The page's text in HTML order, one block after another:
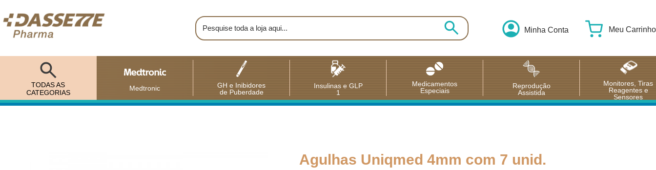
Minha Conta Meu Carrinho
TODAS AS
CATEGORIAS
Medtronic
GH e Inibidores
de Puberdade
Insulinas e GLP
1
Medicamentos
Especiais
Reprodução
Assistida
Monitores, Tiras
Reagentes e
Sensores
Agulhas Uniqmed 4mm com 7 unid.